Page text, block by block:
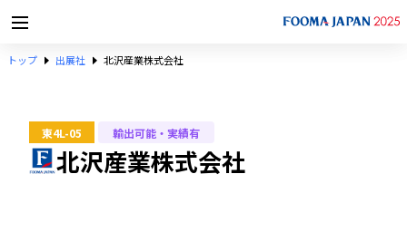
トップ 出展社 北沢産業株式会社
東4L-05 輸出可能・実績有
北沢産業株式会社